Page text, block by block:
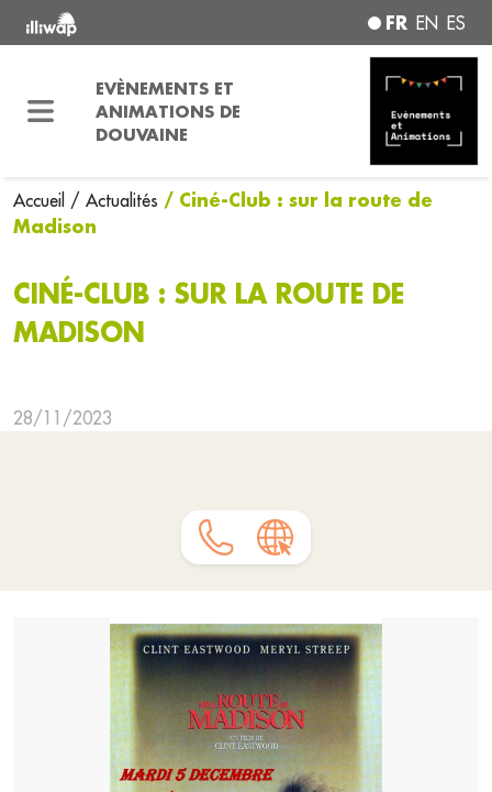
FR EN ES
EVÈNEMENTS ET
ANIMATIONS DE
DOUVAINE
Accueil / Actualités / Ciné-Club : sur la route de
Madison
CINÉ-CLUB : SUR LA ROUTE DE
MADISON
28/11/2023